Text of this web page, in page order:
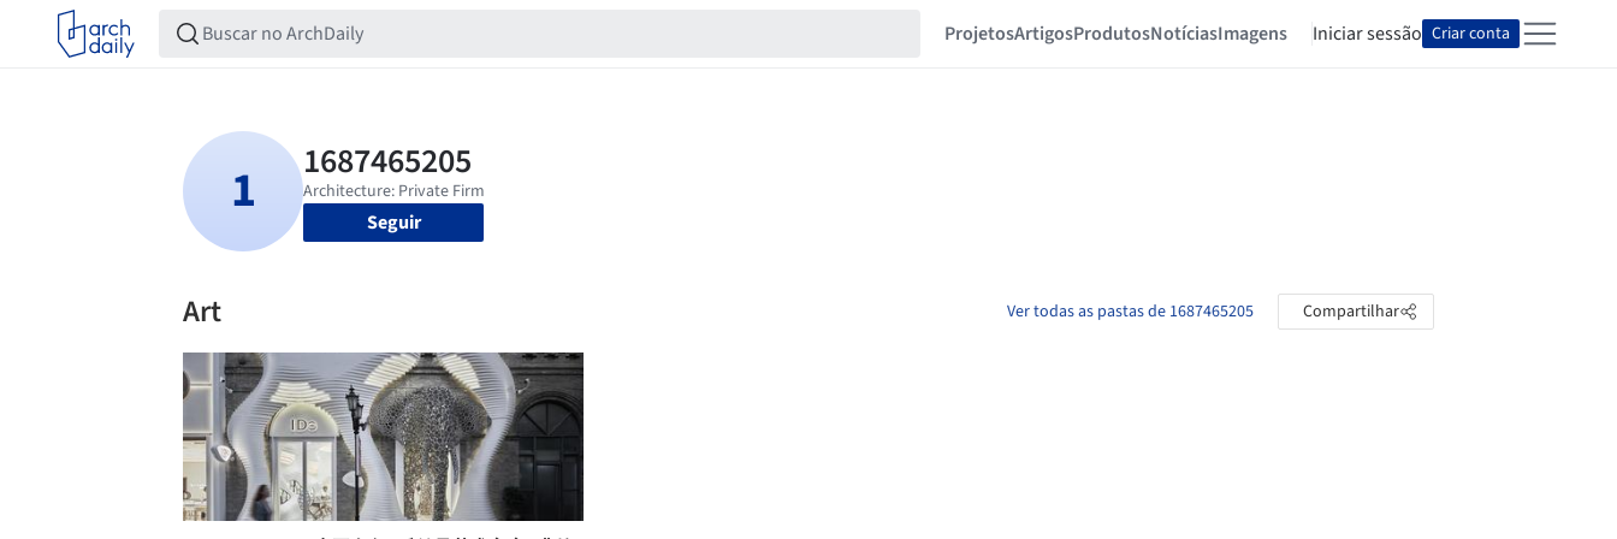
ProjetosArtigosProdutosNotíciasImagens Iniciar sessão Criar conta
Seguir
Art Ver todas as pastas de 1687465205 Compartilhar